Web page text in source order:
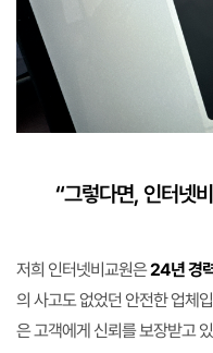
“그렇다면, 인터넷
저희 인터넷비교원은24년 경
의 사고도 없었던 안전한 업체
은 고객에게 신뢰를 보장받고